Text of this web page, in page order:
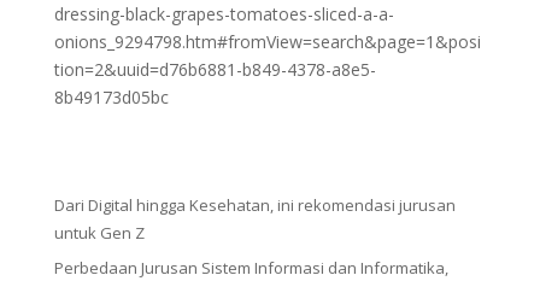
dressing-black-grapes-tomatoes-sliced-a-a-
onions_9294798.htm#fromView=search&page=1&posi
tion=2&uuid=d76b6881-b849-4378-a8e5-
8b49173d05bc
Dari Digital hingga Kesehatan, ini rekomendasi jurusan
untuk Gen Z
Perbedaan Jurusan Sistem Informasi dan Informatika,